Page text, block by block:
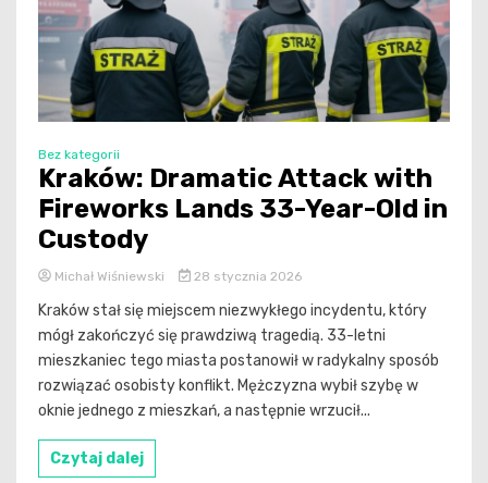
Bez kategorii
Kraków: Dramatic Attack with
Fireworks Lands 33-Year-Old in
Custody
Michał Wiśniewski 28 stycznia 2026
Kraków stał się miejscem niezwykłego incydentu, który
mógł zakończyć się prawdziwą tragedią. 33-letni
mieszkaniec tego miasta postanowił w radykalny sposób
rozwiązać osobisty konflikt. Mężczyzna wybił szybę w
oknie jednego z mieszkań, a następnie wrzucił...
Czytaj dalej